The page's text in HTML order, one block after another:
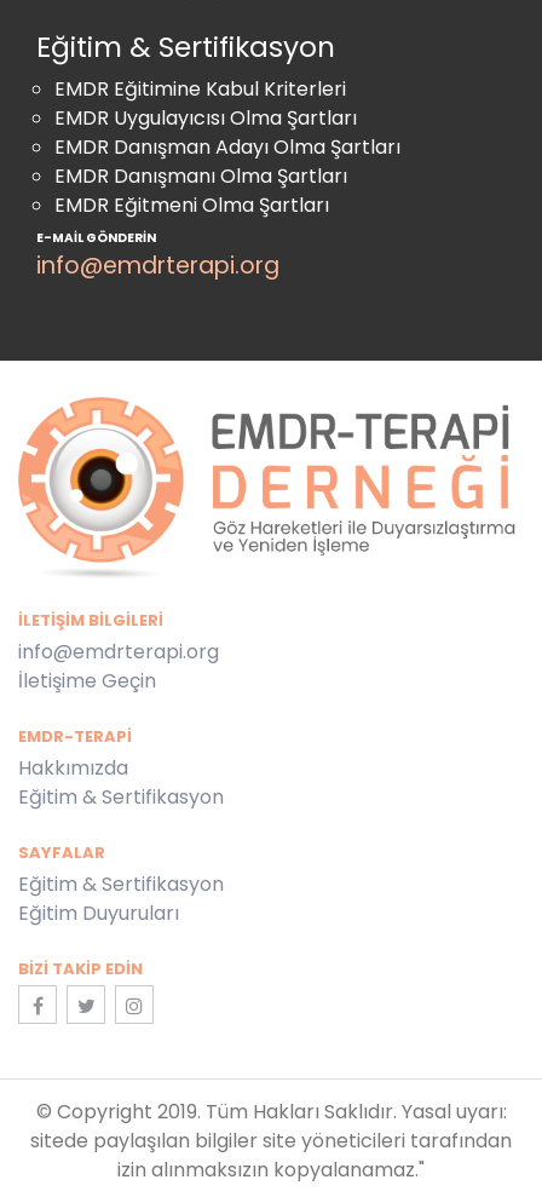
Eğitim & Sertifikasyon
EMDR Eğitimine Kabul Kriterleri
EMDR Uygulayıcısı Olma Şartları
EMDR Danışman Adayı Olma Şartları
EMDR Danışmanı Olma Şartları
EMDR Eğitmeni Olma Şartları
E-MAIL GÖNDERIN
info@emdrterapi.org
İLETIŞIM BILGILERI
info@emdrterapi.org
İletişime Geçin
EMDR-TERAPİ
Hakkımızda
Eğitim & Sertifikasyon
SAYFALAR
Eğitim & Sertifikasyon
Eğitim Duyuruları
BIZI TAKIP EDIN
© Copyright 2019. Tüm Hakları Saklıdır. Yasal uyarı:
sitede paylaşılan bilgiler site yöneticileri tarafından
izin alınmaksızın kopyalanamaz."